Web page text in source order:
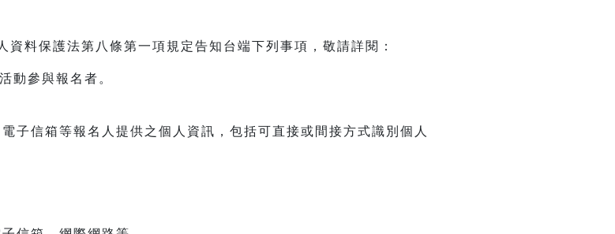
資料保護法第八條第一項規定告知台端下列事項，敬請詳閱：
動參與報名者。
子信箱等報名人提供之個人資訊，包括可直接或間接方式識別個人